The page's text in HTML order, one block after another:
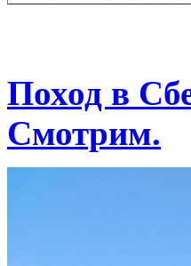
Поход в
Смотрим.